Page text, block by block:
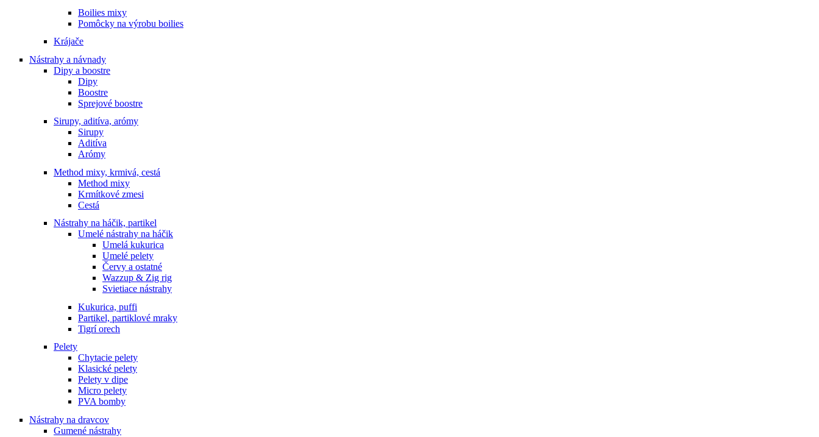
Boilies mixy
Pomôcky na výrobu boilies
Krájače
Nástrahy a návnady
Dipy a boostre
Dipy
Boostre
Sprejové boostre
Sirupy, aditíva, arómy
Sirupy
Aditíva
Arómy
Method mixy, krmivá, cestá
Method mixy
Krmítkové zmesi
Cestá
Nástrahy na háčik, partikel
Umelé nástrahy na háčik
Umelá kukurica
Umelé pelety
Červy a ostatné
Wazzup & Zig rig
Svietiace nástrahy
Kukurica, puffi
Partikel, partiklové mraky
Tigrí orech
Pelety
Chytacie pelety
Klasické pelety
Pelety v dipe
Micro pelety
PVA bomby
Nástrahy na dravcov
Gumené nástrahy